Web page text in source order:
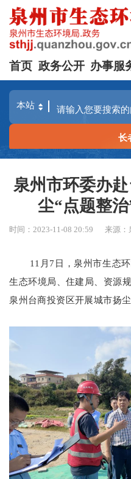
首页 政务公开 办事服
长
泉州市环委办
尘“点题整
时间：2023-11-08 20:59 来源：
11月7日，泉州市生态
生态环境局、住建局、资源
泉州台商投资区开展城市扬